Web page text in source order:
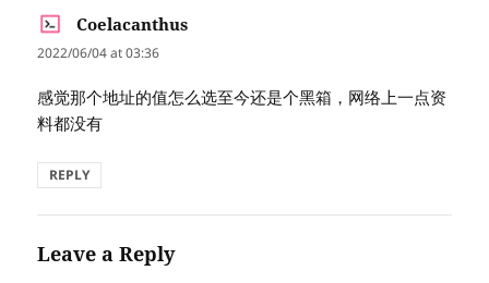
Coelacanthus
2022/06/04 at 03:36
感觉那个地址的值怎么选至今还是个黑箱，网络上一点资
料都没有
REPLY
Leave a Reply